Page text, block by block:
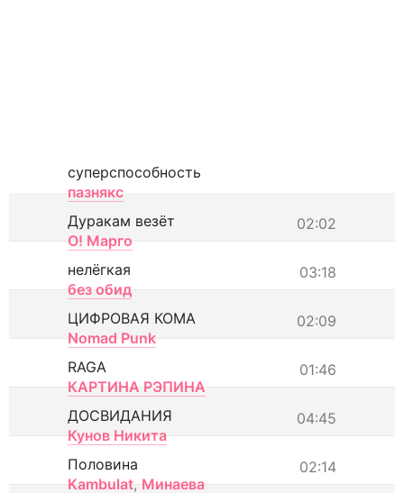
суперспособность
пазнякс
02:02
Дуракам везёт
О! Марго
03:18
нелёгкая
без обид
02:09
ЦИФРОВАЯ КОМА
Nomad Punk
01:46
RAGA
КАРТИНА РЭПИНА
04:45
ДОСВИДАНИЯ
Кунов Никита
02:14
Половина
Kambulat, Минаева